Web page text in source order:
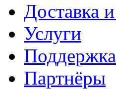
Доставка
Услуги
Поддержка
Партнёры